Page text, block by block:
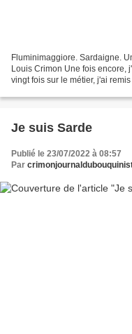
Fluminimaggiore. Sardaigne.
Louis Crimon Une fois encore,
vingt fois sur le métier, j'ai
Je suis Sarde
Publié le 23/07/2022 à 08:57
Par